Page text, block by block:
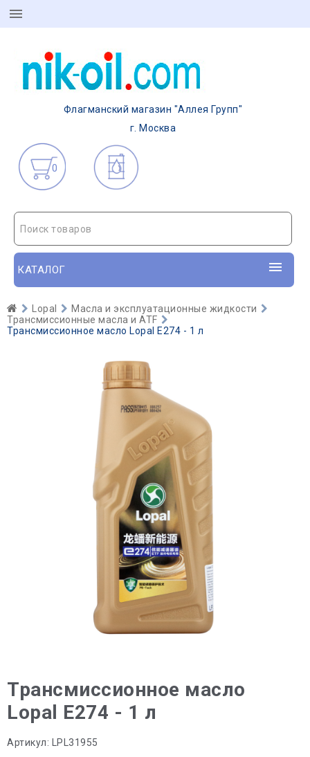
Флагманский магазин "Аллея Групп"
г. Москва
0
Поиск товаров
КАТАЛОГ
Lopal
Масла и эксплуатационные жидкости
Трансмиссионные масла и ATF
Трансмиссионное масло Lopal E274 - 1 л
Трансмиссионное масло
Lopal E274 - 1 л
Артикул: LPL31955